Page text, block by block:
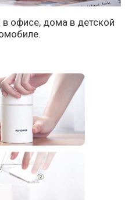
офисе, дома в детской